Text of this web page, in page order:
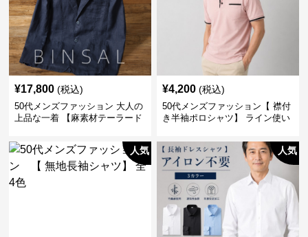
¥17,800 (税込)
50代メンズファッション 大人の
上品な一着 【麻素材テーラード
¥4,200 (税込)
50代メンズファッション【 襟付
き半袖ポロシャツ】 ライン使い
人気 人気